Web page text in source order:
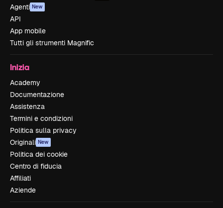
Agenti New
API
App mobile
Tutti gli strumenti Magnific
Inizia
Academy
Documentazione
Assistenza
Termini e condizioni
Politica sulla privacy
Originali New
Politica dei cookie
Centro di fiducia
Affiliati
Aziende